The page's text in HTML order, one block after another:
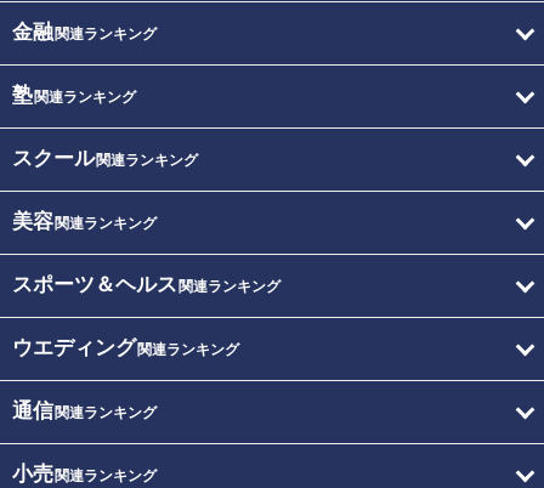
金融関連ランキング
塾関連ランキング
スクール関連ランキング
美容関連ランキング
スポーツ＆ヘルス 関連ランキング
ウエディング関連ランキング
通信関連ランキング
小売関連ランキング